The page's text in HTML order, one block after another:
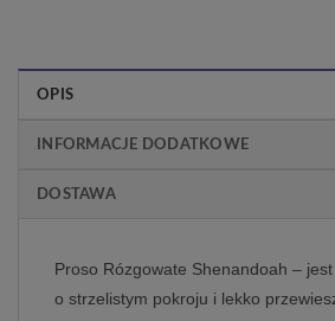
OPIS
INFORMACJE DODATKOWE
DOSTAWA
Proso Rózgowate Shenandoah –
o strzelistym pokroju i lekko